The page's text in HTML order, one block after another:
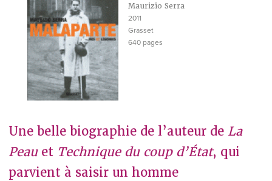
Maurizio Serra
2011
Grasset
640 pages
Une belle biographie de l’auteur de La
Peauet Technique du coup d’État, qui
parvient à saisir un homme